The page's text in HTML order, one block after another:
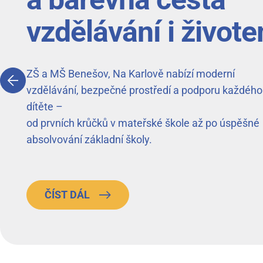
vzdělávání i
ZŠ a MŠ Benešov, Na Karlově nabízí moderní
vzdělávání, bezpečné prostředí a podporu každého
dítěte –
od prvních krůčků v mateřské škole až po úspěšné
absolvování základní školy.
ČÍST DÁL